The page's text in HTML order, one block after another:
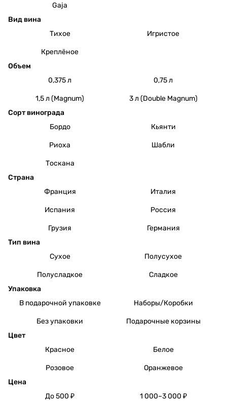
Gaja
Вид вина
Тихое
Игристое
Креплёное
Объем
0,375 л
0,75 л
1,5 л (Magnum)
3 л (Double Magnum)
Сорт винограда
Бордо
Кьянти
Риоха Шабли
Тоскана
Страна
Франция
Италия
Испания Россия
Грузия
Германия
Тип вина
Сухое
Полусухое
Полусладкое
Сладкое
Упаковка
В подарочной упаковке
Наборы/Коробки
Без упаковки
Подарочные корзины
Цвет
Красное
Белое
Розовое
Оранжевое
Цена
До 500 ₽
1 000–3 000 ₽